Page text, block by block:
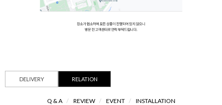
DELIVERY RELATION
Q & A / REVIEW / EVENT / INSTALLATION